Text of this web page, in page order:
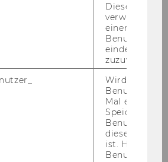
sich auf unserer Homepage
der Bewerbungsfrist bis
Wirtschaft
01.10.2017 für die Dauer von
prae doc (Teaching
Dieses
verwendet,
einem/einer
Benutzer*in
eindeutige ID
zuzuweisen
Wird gesetzt,
Benutzer
Mal eine
Speichert die
Benutzer-ID,
diese Seite
ist. Hotjar
Benutzer